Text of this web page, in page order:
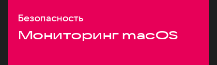
Безопасность
Мониторинг macOS